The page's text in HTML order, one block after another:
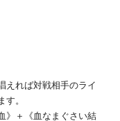
えれば対戦相手のライ
。
》＋《血なまぐさい結